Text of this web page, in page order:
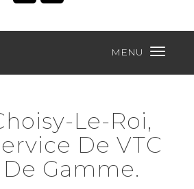
MENU
Le-Roi,
De VTC
Gamme.